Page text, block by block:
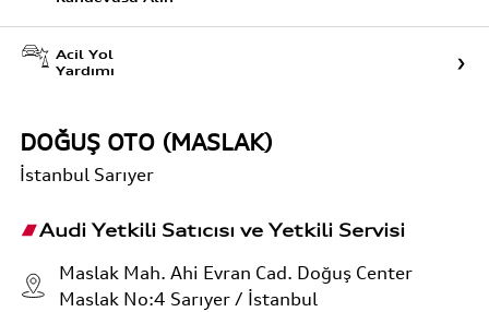
Acil Yol
Yardımı
DOĞUŞ OTO (MASLAK)
İstanbul Sarıyer
Audi Yetkili Satıcısı ve Yetkili Servisi
Maslak Mah. Ahi Evran Cad. Doğuş Center
Maslak No:4 Sarıyer / İstanbul